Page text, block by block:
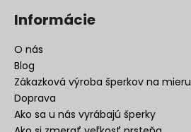
Informácie
O nás
Blog
Zákazková výroba šperkov na mieru
Doprava
Ako sa u nás vyrábajú šperky